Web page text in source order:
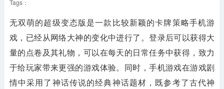
Tags：
无双萌的超级变态版是一款比较新颖的卡牌策略手机游
戏，已经从网络大神的变化中进行了。登录后可以获得大
量的点卷及其礼物，可以在每天的日常任务中获得，致力
于给玩家带来更强的游戏体验。同时，手机游戏在游戏剧
情中采用了神话传说的经典神话题材，既参考了古代神